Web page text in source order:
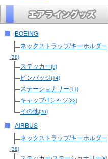
BOEING
ネックストラップ/キーホルダー
(38)
ステッカー(9)
ピンバッジ(14)
ステーショナリー(11)
キャップ/Tシャツ(22)
その他(26)
AIRBUS
ネックストラップ/キーホルダー
(38)